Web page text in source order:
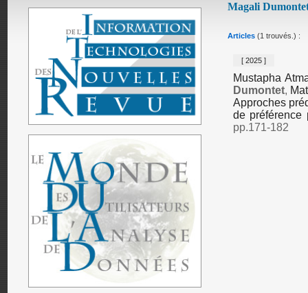
Magali
Articles (1 trouvés.) :
[ 2025 ]
Mustapha
Dumontet,
Approches
de préférence
pp.171-182